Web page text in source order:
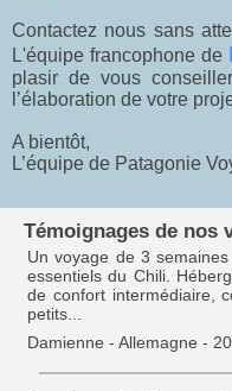
Témoignages de nos
Un voyage de 3
essentiels du Chili.
de confort intermédiaire,
petits...
Damienne - Allemagne -
Contactez nous sans
L'équipe francophone de
plasir de vous
l’élaboration de votre
A bientôt,
L’équipe de Patagonie